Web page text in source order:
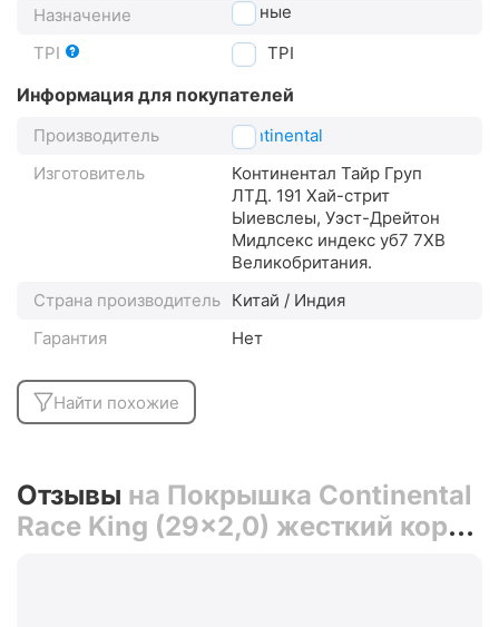
Назначение
горные
TPI
180 TPI
Информация для покупателей
Производитель
Continental
Изготовитель
Континентал Тайр Груп
ЛТД. 191 Хай-стрит
Ыиевслеы, Уэст-Дрейтон
Мидлсекс индекс уб7 7XВ
Великобритания.
Страна производитель Китай / Индия
Гарантия
Нет
Найти похожие
Отзывы на Покрышка Continental
Race King (29x2,0) жесткий корд